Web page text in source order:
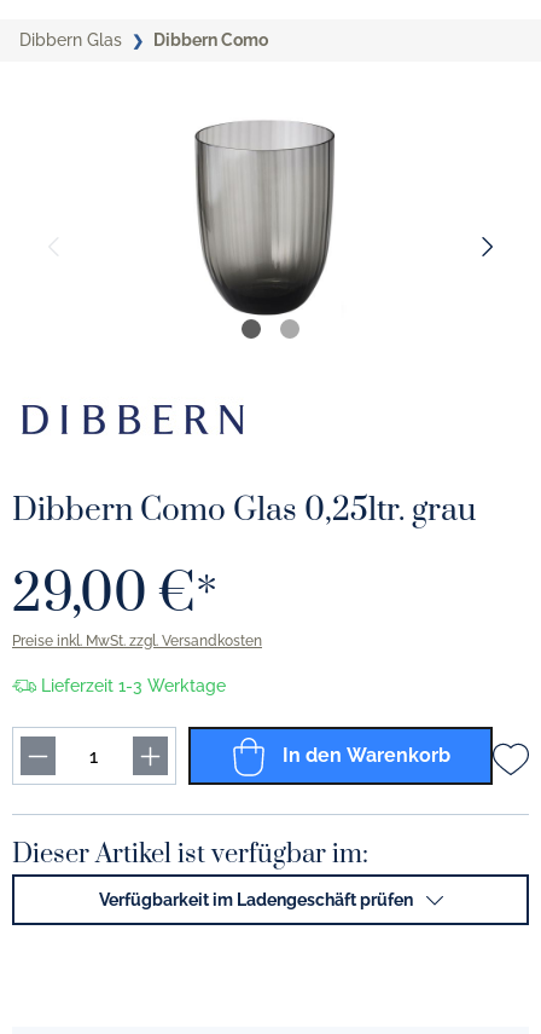
Dibbern Glas Dibbern Como
Dibbern Como Glas 0,25ltr. grau
29,00 €*
Preise inkl. MwSt. zzgl. Versandkosten
Lieferzeit 1-3 Werktage
In den Warenkorb
Dieser Artikel ist verfügbar im:
Verfügbarkeit im Ladengeschäft prüfen